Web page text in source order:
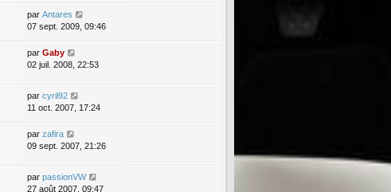
par Antares
07 sept. 2009, 09:46
par Gaby
02 juil. 2008, 22:53
par cyril92
11 oct. 2007, 17:24
par zafira
09 sept. 2007, 21:26
par passionVW
27 août 2007, 09:47